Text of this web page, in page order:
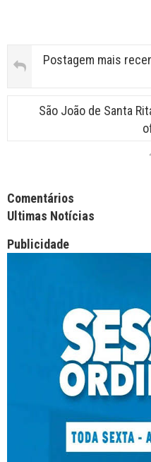
Postagem mais
São João de Santa
Facebook
Comentários
Ultimas Notícias
Publicidade